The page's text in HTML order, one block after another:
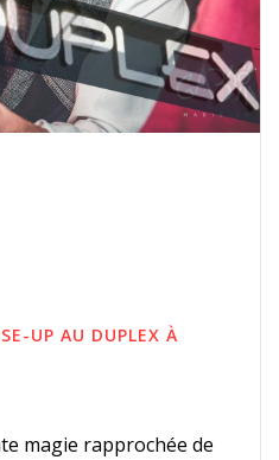
UP AU DUPLEX À
magie rapprochée de